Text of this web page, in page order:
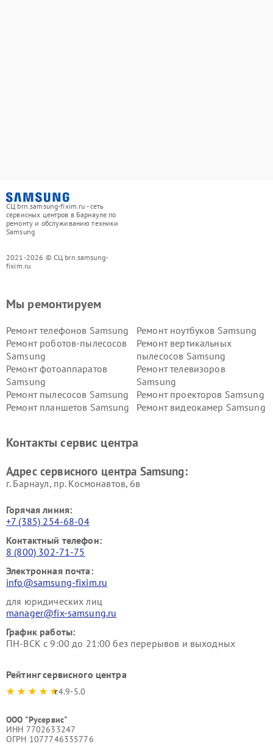
СЦ brn.samsung-fixim.ru - сеть
сервисных центров в Барнауле по
ремонту и обслуживанию техники
Samsung
2021-2026 © СЦ brn.samsung-
fixim.ru
Мы ремонтируем
Ремонт телефонов Samsung
Ремонт ноутбуков Samsung
Ремонт роботов-пылесосов
Samsung
Ремонт вертикальных
пылесосов Samsung
Ремонт фотоаппаратов
Samsung
Ремонт телевизоров
Samsung
Ремонт пылесосов Samsung
Ремонт проекторов Samsung
Ремонт планшетов Samsung
Ремонт видеокамер Samsung
Контакты сервис центра
Адрес сервисного центра Samsung:
г. Барнаул, ​пр. Космонавтов, 6в
Горячая линия:
+7 (385) 254-68-04
Контактный телефон:
8 (800) 302-71-75
Электронная почта:
info@samsung-fixim.ru
для юридических лиц
manager@fix-samsung.ru
График работы:
ПН-ВСК с 9:00 до 21:00 без перерывов и выходных
Рейтинг сервисного центра
4.9-5.0
ООО "Русервис"
ИНН 7702633247
ОГРН 1077746335776